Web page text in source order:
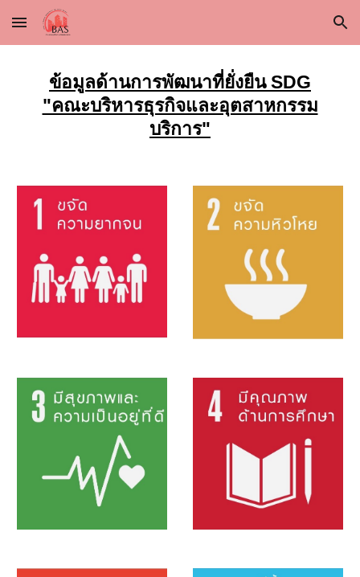
Skip to main content Skip to navigation
ข้อมูลด้านการพัฒนาที่ยั่งยืน SDG
"คณะบริหารธุรกิจและอุตสาหกรรม
บริการ"